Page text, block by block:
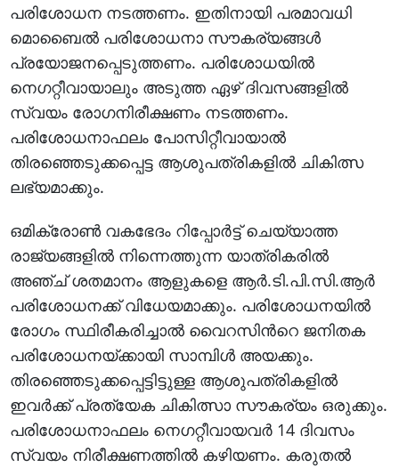
പരിശോധന നടത്തണം. ഇതിനായി പരമാവധി
മൊബൈല്‍ പരിശോധനാ സൗകര്യങ്ങള്‍
പ്രയോജനപ്പെടുത്തണം. പരിശോധയില്‍
നെഗറ്റീവായാലും അടുത്ത ഏഴ് ദിവസങ്ങളില്‍
സ്വയം രോഗനിരീക്ഷണം നടത്തണം.
പരിശോധനാഫലം പോസിറ്റീവായാല്‍
തിരഞ്ഞെടുക്കപ്പെട്ട ആശുപത്രികളില്‍ ചികിത്സ
ലഭ്യമാക്കും.
ഒമിക്രോണ്‍ വകഭേദം റിപ്പോര്‍ട്ട് ചെയ്യാത്ത
രാജ്യങ്ങളില്‍ നിന്നെത്തുന്ന യാത്രികരില്‍
അഞ്ച് ശതമാനം ആളുകളെ ആര്‍.ടി.പി.സി.ആര്‍
പരിശോധനക്ക് വിധേയമാക്കും. പരിശോധനയില്‍
രോഗം സ്ഥിരീകരിച്ചാല്‍ വൈറസിന്‍റെ ജനിതക
പരിശോധനയ്ക്കായി സാമ്പിള്‍ അയക്കും.
തിരഞ്ഞെടുക്കപ്പെട്ടിട്ടുള്ള ആശുപത്രികളില്‍
ഇവര്‍ക്ക് പ്രത്യേക ചികിത്സാ സൗകര്യം ഒരുക്കും.
പരിശോധനാഫലം നെഗറ്റീവായവര്‍ 14 ദിവസം
സ്വയം നിരീക്ഷണത്തില്‍ കഴിയണം. കരുതല്‍